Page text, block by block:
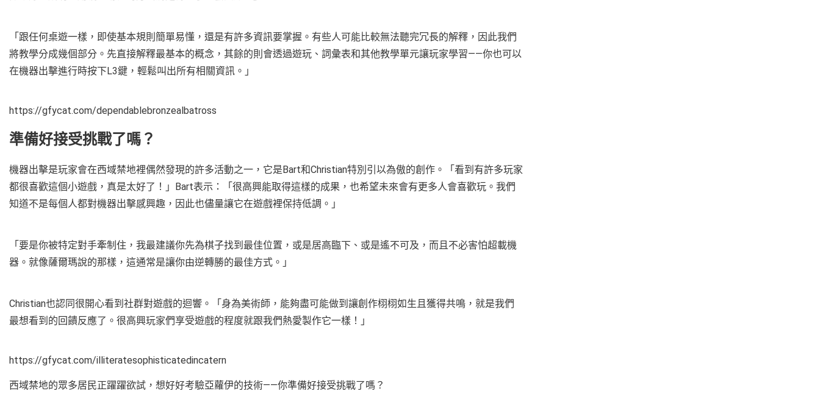
「跟任何桌遊一樣，即使基本規則簡單易懂，還是有許多資訊要掌握。有些人可能比較無法聽完冗長的解釋，因此我們
將教學分成幾個部分。先直接解釋最基本的概念，其餘的則會透過遊玩、詞彙表和其他教學單元讓玩家學習——你也可以
在機器出擊進行時按下L3鍵，輕鬆叫出所有相關資訊。」
https://gfycat.com/dependablebronzealbatross
準備好接受挑戰了嗎？
機器出擊是玩家會在西域禁地裡偶然發現的許多活動之一，它是Bart和Christian特別引以為傲的創作。「看到有許多玩家
都很喜歡這個小遊戲，真是太好了！」Bart表示：「很高興能取得這樣的成果，也希望未來會有更多人會喜歡玩。我們
知道不是每個人都對機器出擊感興趣，因此也儘量讓它在遊戲裡保持低調。」
「要是你被特定對手牽制住，我最建議你先為棋子找到最佳位置，或是居高臨下、或是遙不可及，而且不必害怕超載機
器。就像薩爾瑪說的那樣，這通常是讓你由逆轉勝的最佳方式。」
Christian也認同很開心看到社群對遊戲的迴響。「身為美術師，能夠盡可能做到讓創作栩栩如生且獲得共鳴，就是我們
最想看到的回饋反應了。很高興玩家們享受遊戲的程度就跟我們熱愛製作它一樣！」
https://gfycat.com/illiteratesophisticatedincatern
西域禁地的眾多居民正躍躍欲試，想好好考驗亞蘿伊的技術——你準備好接受挑戰了嗎？